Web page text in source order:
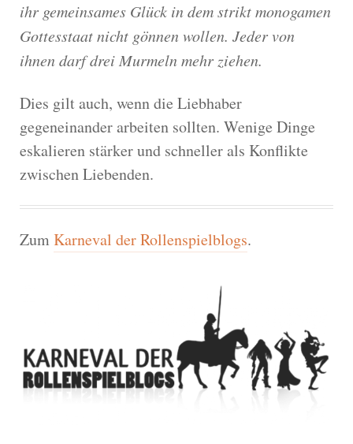
ihr gemeinsames Glück in dem strikt monogamen
Gottesstaat nicht gönnen wollen. Jeder von
ihnen darf drei Murmeln mehr ziehen.
Dies gilt auch, wenn die Liebhaber
gegeneinander arbeiten sollten. Wenige Dinge
eskalieren stärker und schneller als Konflikte
zwischen Liebenden.
ZumKarneval der Rollenspielblogs.